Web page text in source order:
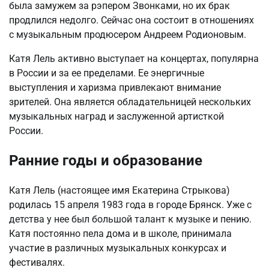
была замужем за рэпером Звонками, но их брак
продлился недолго. Сейчас она состоит в отношениях
с музыкальным продюсером Андреем Родионовым.
Катя Лель активно выступает на концертах, популярна
в России и за ее пределами. Ее энергичные
выступления и харизма привлекают внимание
зрителей. Она является обладательницей нескольких
музыкальных наград и заслуженной артисткой
России.
Ранние годы и образование
Катя Лель (настоящее имя Екатерина Стрыкова)
родилась 15 апреля 1983 года в городе Брянск. Уже с
детства у нее был большой талант к музыке и пению.
Катя постоянно пела дома и в школе, принимала
участие в различных музыкальных конкурсах и
фестивалях.